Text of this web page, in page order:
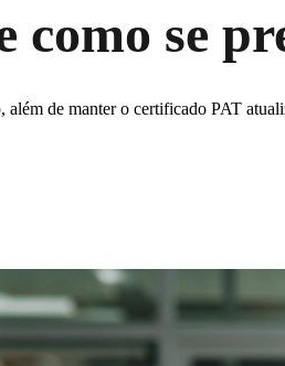
como se
de manter o certificado PAT